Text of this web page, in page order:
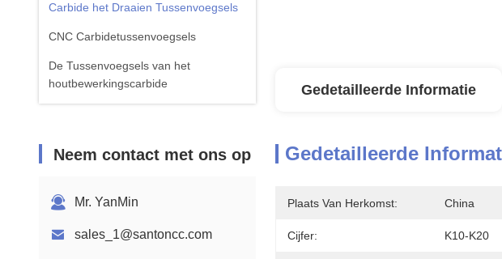
Carbide het Draaien Tussenvoegsels
CNC Carbidetussenvoegsels
De Tussenvoegsels van het
houtbewerkingscarbide
Neem contact met ons op
Mr. YanMin
sales_1@santoncc.com
Gedetailleerde Informatie
Gedetailleerde
Plaats Van Herkomst: China
Cijfer: K10-K20